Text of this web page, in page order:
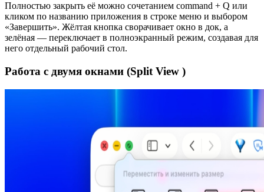
Полностью закрыть её можно сочетанием сommand + Q или
кликом по названию приложения в строке меню и выбором
«Завершить». Жёлтая кнопка сворачивает окно в док, а
зелёная — переключает в полноэкранный режим, создавая для
него отдельный рабочий стол.
Работа с двумя окнами (Split View )